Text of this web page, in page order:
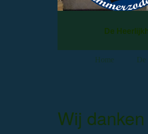
De
Home De
Wij